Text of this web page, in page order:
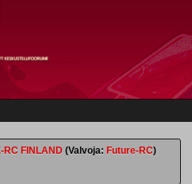
RC FINLAND (Valvoja: Future-RC)